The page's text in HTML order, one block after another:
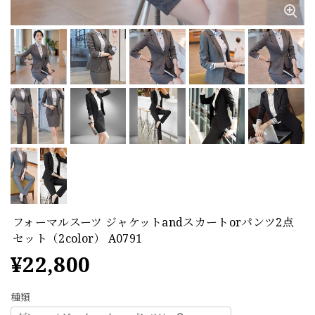
フォーマルスーツ ジャケットandスカートorパンツ2点
セット（2color） A0791
¥22,800
種類